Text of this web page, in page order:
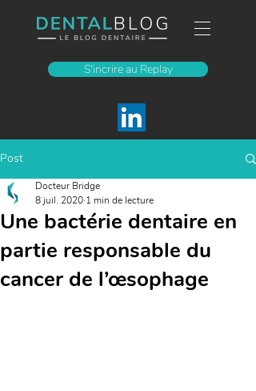
S'incrire au Replay
Post
Une bactérie dentaire en
partie responsable du
cancer de l’œsophage
Docteur Bridge
8 juil. 2020 1 min de lecture